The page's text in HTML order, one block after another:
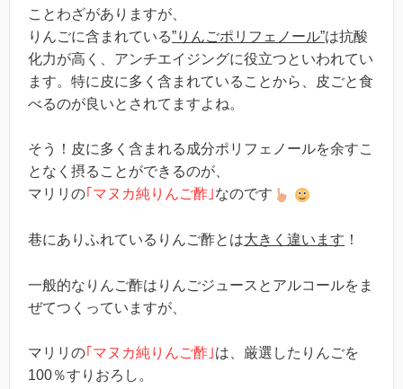
ことわざがありますが、
りんごに含まれている”りんごポリフェノール”は抗酸
化力が高く、アンチエイジングに役立つといわれてい
ます。特に皮に多く含まれていることから、皮ごと食
べるのが良いとされてますよね。
そう！皮に多く含まれる成分ポリフェノールを余すこ
となく摂ることができるのが、
マリリの｢マヌカ純りんご酢｣ なのです
巷にありふれているりんご酢とは大きく違います ！
一般的なりんご酢はりんごジュースとアルコールをま
ぜてつくっていますが、
マリリの｢マヌカ純りんご酢｣は、厳選したりんごを
100％すりおろし。